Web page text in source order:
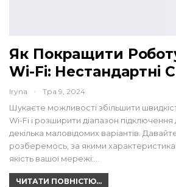
Як Покращити
Wi-Fi: Нестандартні
Iryna Тра 9, 2024
Шукаєте можливості збільшити
Wi-Fi і розширити діапазон підключення
декілька маловідомих варіантів.
розберемось, за якими
якість вашої мережі:…
ЧИТАТИ ПОВНІСТЮ...